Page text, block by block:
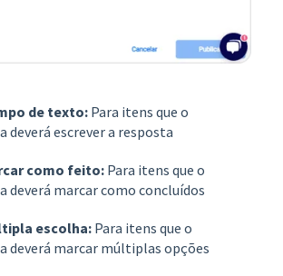
de texto:Para itens que o
deverá escrever a resposta
como feito:Para itens que o
deverá marcar como concluídos
escolha: Para itens que o
deverá marcar múltiplas opções